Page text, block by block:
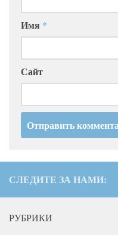
Имя *
Сайт
СЛЕДИТЕ ЗА НАМИ:
РУБРИКИ